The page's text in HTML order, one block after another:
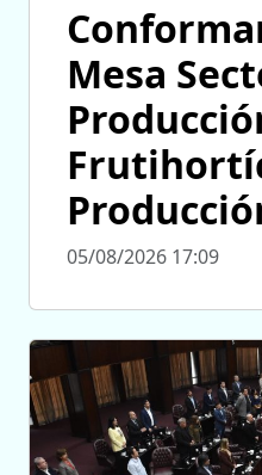
Mesa
05/08/2026 17:09